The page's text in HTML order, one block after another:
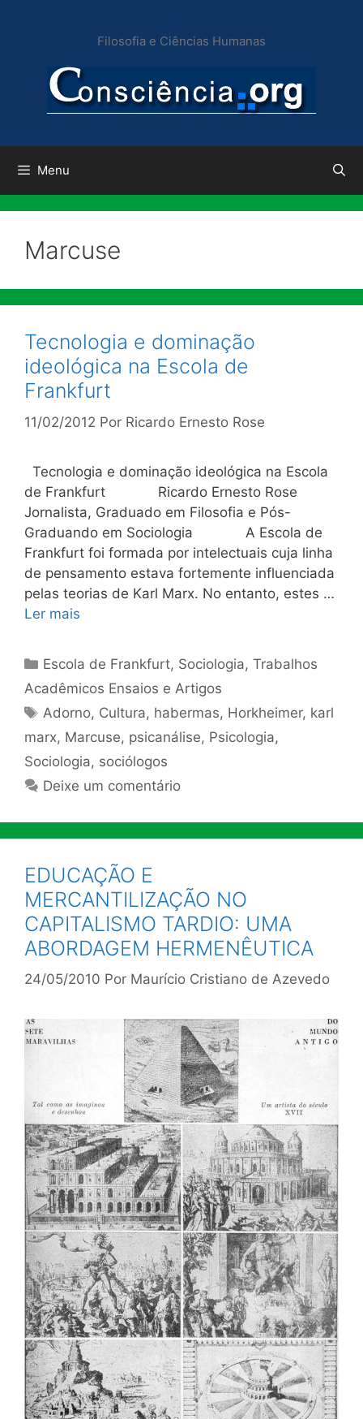
conteúdo
Filosofia e Ciências Humanas
Menu
Marcuse
Tecnologia e dominação
ideológica na Escola de
Frankfurt
11/02/2012 Por Ricardo Ernesto Rose
Tecnologia e dominação ideológica na Escola
de Frankfurt Ricardo Ernesto Rose
Jornalista, Graduado em Filosofia e Pós-
Graduando em Sociologia A Escola de
Frankfurt foi formada por intelectuais cuja linha
de pensamento estava fortemente influenciada
pelas teorias de Karl Marx. No entanto, estes …
Ler mais
Categorias
Escola de Frankfurt, Sociologia,Trabalhos
Acadêmicos Ensaios e Artigos
Tags
Adorno, Cultura, habermas, Horkheimer, karl
marx, Marcuse, psicanálise, Psicologia,
Sociologia, sociólogos
Deixe um comentário
EDUCAÇÃO E
MERCANTILIZAÇÃO NO
CAPITALISMO TARDIO: UMA
ABORDAGEM HERMENÊUTICA
24/05/2010 Por Maurício Cristiano de Azevedo